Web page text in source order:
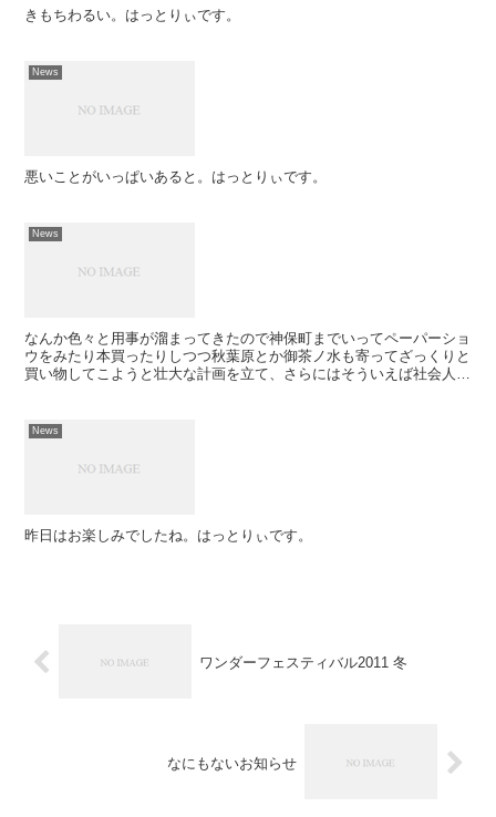
きもちわるい。はっとりぃです。
News
悪いことがいっぱいあると。はっとりぃです。
News
なんか色々と用事が溜まってきたので神保町までいってペーパーショ
ウをみたり本買ったりしつつ秋葉原とか御茶ノ水も寄ってざっくりと
買い物してこようと壮大な計画を立て、さらにはそういえば社会人が
News
昨日はお楽しみでしたね。はっとりぃです。
ワンダーフェスティバル2011 冬
なにもないお知らせ